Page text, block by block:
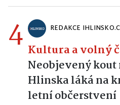
4 REDAKCE
Kultura a volný
Neobjevený
Hlinska láká na
letní občerstvení